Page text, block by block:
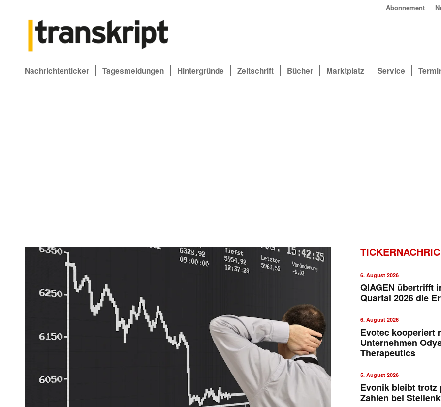
Abonnement
Nachrichtenticker Tagesmeldungen Hintergründe Zeitschrift Bücher Marktplatz Service
6. August 2026
QIAGEN übertrifft
Quartal 2026 die
6. August 2026
Evotec kooperiert
Unternehmen
Therapeutics
5. August 2026
Evonik bleibt trotz
Zahlen bei